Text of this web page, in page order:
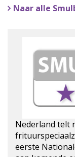
Naar alle
Nederland telt
eerste